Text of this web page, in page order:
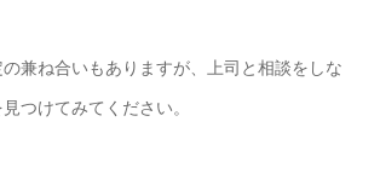
兼ね合いもありますが、上司と相談をしな
つけてみてください。